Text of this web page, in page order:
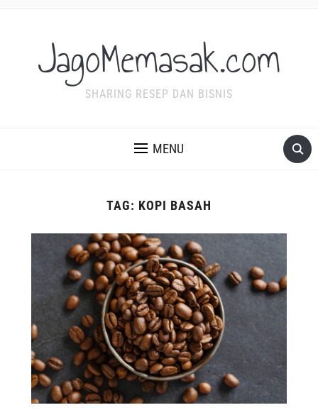
JagoMemasak.com
SHARING RESEP DAN BISNIS
MENU
TAG: KOPI BASAH